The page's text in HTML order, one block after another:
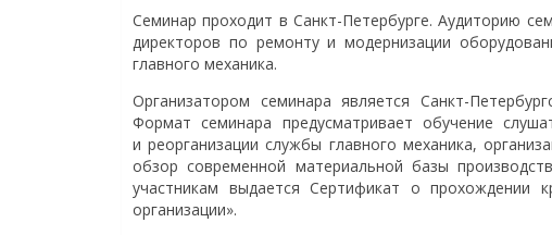
Семинар проходит в Санкт-Петербурге. Аудиторию
директоров по ремонту и модернизации
главного механика.
Организатором семинара является Санкт-
Формат семинара предусматривает обучение
и реорганизации службы главного механика,
обзор современной материальной базы
участникам выдается Сертификат о прохождении
организации».